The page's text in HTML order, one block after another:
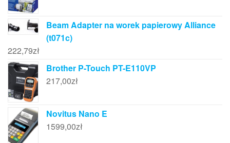
Beam Adapter na worek papierowy Alliance
(t071c)
222,79zł
Brother P-Touch PT-E110VP
217,00zł
Novitus Nano E
1599,00zł